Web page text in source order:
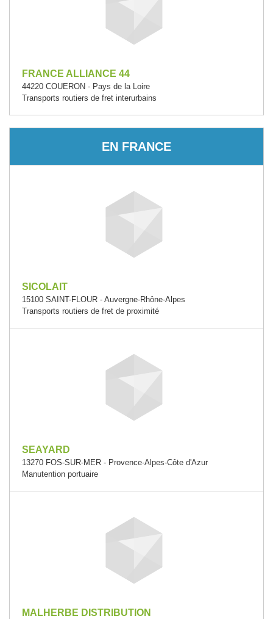
FRANCE ALLIANCE 44
44220 COUERON - Pays de la Loire
Transports routiers de fret interurbains
EN FRANCE
SICOLAIT
15100 SAINT-FLOUR - Auvergne-Rhône-Alpes
Transports routiers de fret de proximité
SEAYARD
13270 FOS-SUR-MER - Provence-Alpes-Côte d'Azur
Manutention portuaire
MALHERBE DISTRIBUTION